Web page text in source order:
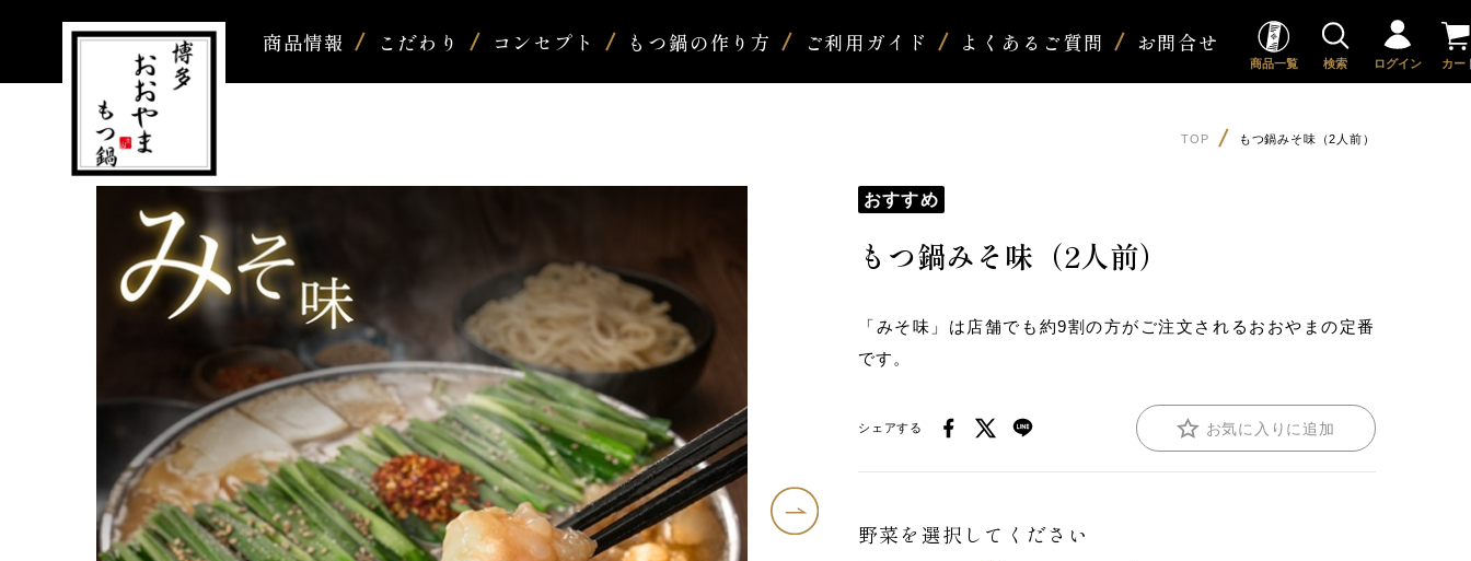
商品情報 こだわり コンセプト もつ鍋の作り方 ご利用ガイド よくあるご質問 お問合せ
商品一覧 検索 ログイン カー
TOP もつ鍋みそ味（2人前）
おすすめ
もつ鍋みそ味（2人前）
「みそ味」は店舗でも約9割の方がご注文されるおおやまの定番
です。
シェアする お気に入りに追加
野菜を選択してください